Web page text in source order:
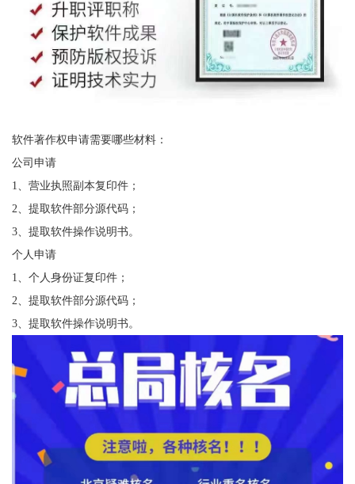
软件著作权申请需要哪些材料：
公司申请
1、营业执照副本复印件；
2、提取软件部分源代码；
3、提取软件操作说明书。
个人申请
1、个人身份证复印件；
2、提取软件部分源代码；
3、提取软件操作说明书。